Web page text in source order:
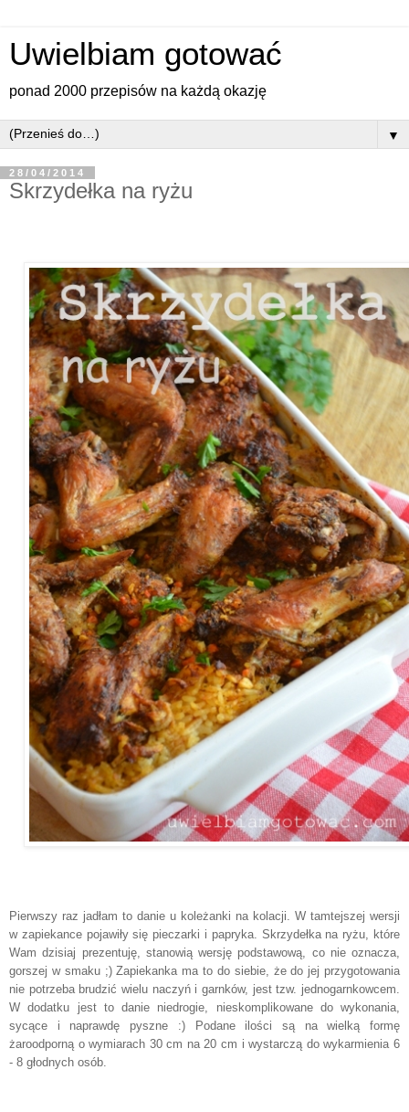
Uwielbiam gotować
ponad 2000 przepisów na każdą okazję
▼
28/04/2014
Skrzydełka na ryżu
Pierwszy raz jadłam to danie u koleżanki na kolacji. W tamtejszej wersji
w zapiekance pojawiły się pieczarki i papryka. Skrzydełka na ryżu, które
Wam dzisiaj prezentuję, stanowią wersję podstawową, co nie oznacza,
gorszej w smaku ;) Zapiekanka ma to do siebie, że do jej przygotowania
nie potrzeba brudzić wielu naczyń i garnków, jest tzw. jednogarnkowcem.
W dodatku jest to danie niedrogie, nieskomplikowane do wykonania,
sycące i naprawdę pyszne :) Podane ilości są na wielką formę
żaroodporną o wymiarach 30 cm na 20 cm i wystarczą do wykarmienia 6
- 8 głodnych osób.